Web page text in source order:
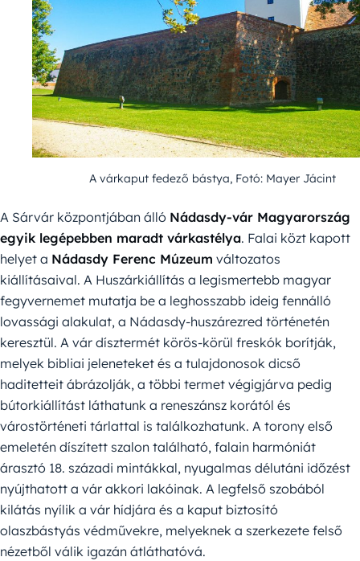
A várkaput fedező bástya, Fotó: Mayer Jácint
A Sárvár központjában álló Nádasdy-vár Magyarország
egyik legépebben maradt várkastélya. Falai közt kapott
helyet a Nádasdy Ferenc Múzeum változatos
kiállításaival. A Huszárkiállítás a legismertebb magyar
fegyvernemet mutatja be a leghosszabb ideig fennálló
lovassági alakulat, a Nádasdy-huszárezred történetén
keresztül. A vár dísztermét körös-körül freskók borítják,
melyek bibliai jeleneteket és a tulajdonosok dicső
haditetteit ábrázolják, a többi termet végigjárva pedig
bútorkiállítást láthatunk a reneszánsz korától és
várostörténeti tárlattal is találkozhatunk. A torony első
emeletén díszített szalon található, falain harmóniát
árasztó 18. századi mintákkal, nyugalmas délutáni időzést
nyújthatott a vár akkori lakóinak. A legfelső szobából
kilátás nyílik a vár hídjára és a kaput biztosító
olaszbástyás védművekre, melyeknek a szerkezete felső
nézetből válik igazán átláthatóvá.